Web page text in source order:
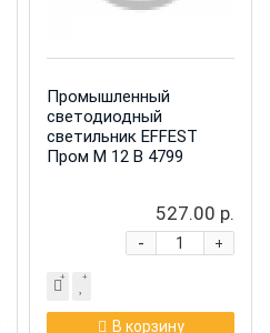
Промышленный
светодиодный
светильник EFFEST
Пром М 12 В 4799
527.00 р.
+
-
В корзину